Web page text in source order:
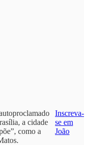
a cidade
como a
Inscreva-
se em
João